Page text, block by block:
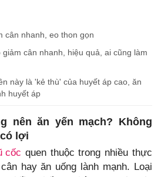
cân nhanh, eo thon gọn
cân nhanh, hiệu quả, ai cũng làm
này là 'kẻ thù' của huyết áp cao, ăn
huyết áp
nên ăn yến mạch? Không
lợi
cốc quen thuộc trong nhiều thực
hay ăn uống lành mạnh. Loại